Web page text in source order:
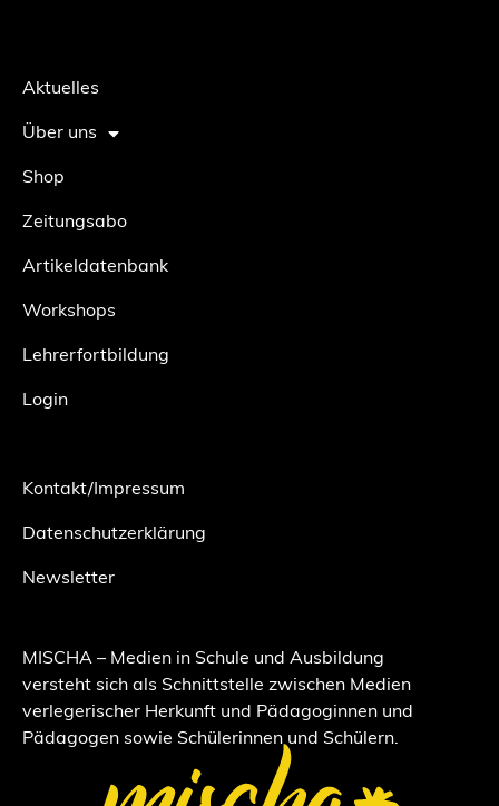
Aktuelles
Über uns
Shop
Zeitungsabo
Artikeldatenbank
Workshops
Lehrerfortbildung
Login
Kontakt/Impressum
Datenschutzerklärung
Newsletter
MISCHA – Medien in Schule und Ausbildung
versteht sich als Schnittstelle zwischen Medien
verlegerischer Herkunft und Pädagoginnen und
Pädagogen sowie Schülerinnen und Schülern.